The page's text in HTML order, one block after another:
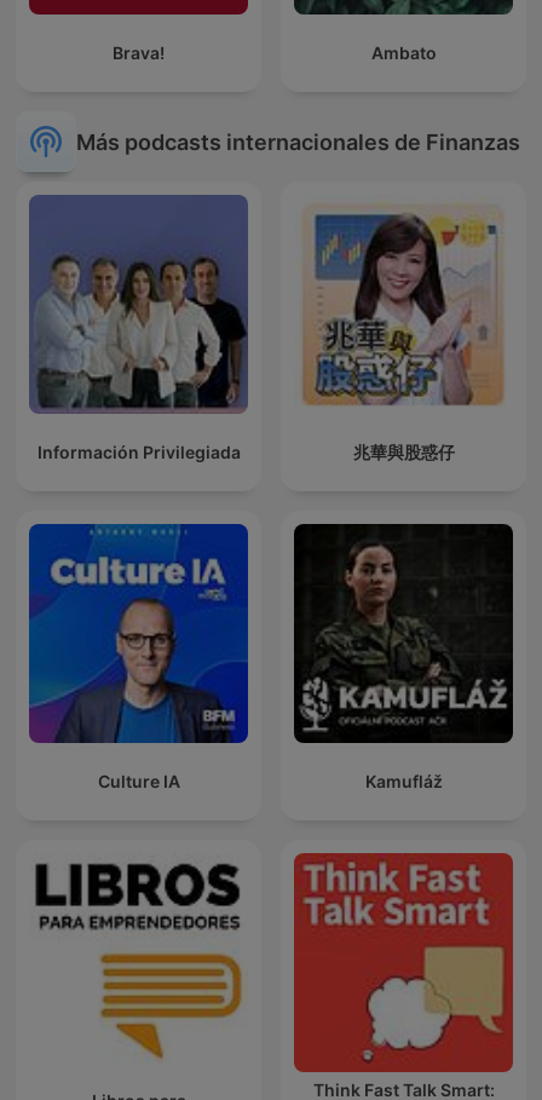
Brava! Ambato
Más podcasts internacionales de Finanzas
Información Privilegiada 兆華與股惑仔
Culture IA Kamufláž
Think Fast Talk Smart: